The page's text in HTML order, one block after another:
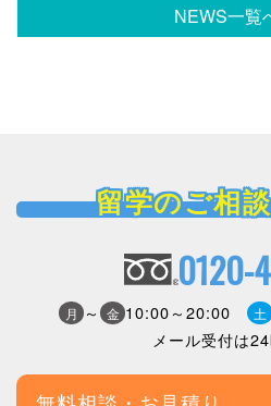
NEWS一覧
留学のご相
0120-
月 ～ 金 10:00～20:00 土
メール受付は